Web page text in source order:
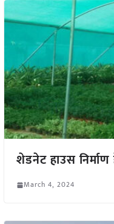
शेडनेट हाउस
March 4, 2024